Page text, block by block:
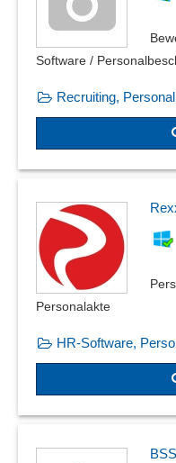
One-Click Bewerbung
Schnittstelle zu Social
Skill-Matrix
Stellenanforderung
Stellenanzeige
Verarbeitung des
Vorschau für Bewerber
Vorstellungsgespräche
Webprofile der
Software /
Recruiting,
Personalakte
HR-Software,